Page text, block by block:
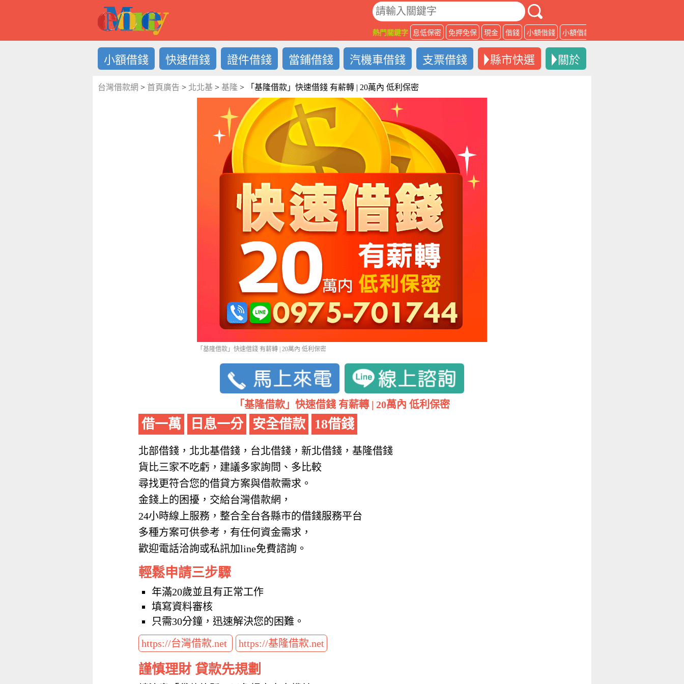
熱門關鍵字 息低保密 免押免保 現金 借錢 小額借錢 小額借款
小額借錢 快速借錢 證件借錢 當鋪借錢 汽機車借錢 支票借錢 縣市快選 關於
台灣借款網 > 首頁廣告 > 北北基 > 基隆 > 「基隆借款」快速借錢 有薪轉 | 20萬內 低利保密
「基隆借款」快速借錢 有薪轉 | 20萬內 低利保密
「基隆借款」快速借錢 有薪轉 | 20萬內 低利保密
借一萬 日息一分 安全借款 18借錢
北部借錢，北北基借錢，台北借錢，新北借錢，基隆借錢
貨比三家不吃虧，建議多家詢問、多比較
尋找更符合您的借貸方案與借款需求。
金錢上的困擾，交給台灣借款網，
24小時線上服務，整合全台各縣市的借錢服務平台
多種方案可供參考，有任何資金需求，
歡迎電話洽詢或私訊加line免費諮詢。
輕鬆申請三步驟
年滿20歲並且有正常工作
填寫資料審核
只需30分鐘，迅速解決您的困難。
https://台灣借款.net
https://基隆借款.net
謹慎理財 貸款先規劃